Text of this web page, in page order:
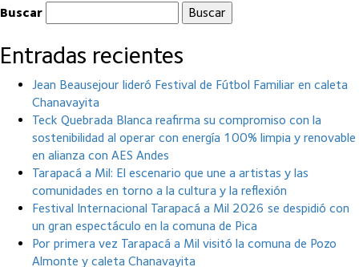
Buscar
Entradas recientes
Jean Beausejour lideró Festival de Fútbol Familiar en caleta
Chanavayita
Teck Quebrada Blanca reafirma su compromiso con la
sostenibilidad al operar con energía 100% limpia y renovable
en alianza con AES Andes
Tarapacá a Mil: El escenario que une a artistas y las
comunidades en torno a la cultura y la reflexión
Festival Internacional Tarapacá a Mil 2026 se despidió con
un gran espectáculo en la comuna de Pica
Por primera vez Tarapacá a Mil visitó la comuna de Pozo
Almonte y caleta Chanavayita